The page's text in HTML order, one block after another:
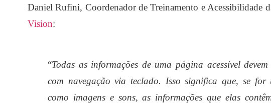
Daniel Rufini, Coordenador de Treinamento e Acessibilidade
Vision:
“Todas as informações de uma página acessível
com navegação via teclado. Isso significa que, se
como imagens e sons, as informações que elas